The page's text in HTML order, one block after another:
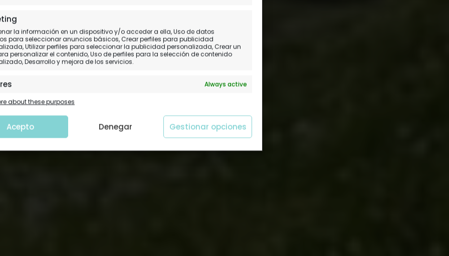
la información en un dispositivo y/o acceder a ella, Uso de datos
para seleccionar anuncios básicos, Crear perfiles para publicidad
Utilizar perfiles para seleccionar la publicidad personalizada, Crear un
personalizar el contenido, Uso de perfiles para la selección de contenido
Desarrollo y mejora de los servicios.
Always active
Vincular diferentes dispositivos, Identificación de
la seguridad, evitar y detectar fraudes, y
fallos, Ofrecer y presentar publicidad y Always active
about these purposes
Acepto Denegar Gestionar opciones
San Vicente de la Barquera a Santo Toribio